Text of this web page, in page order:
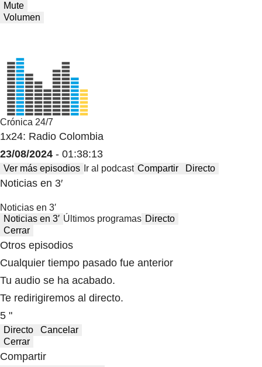
Mute
Volumen
Crónica 24/7
1x24: Radio Colombia
23/08/2024 - 01:38:13
Ver más episodios Ir al podcast Compartir Directo
Noticias en 3′
Noticias en 3′
Noticias en 3′ Últimos programas Directo
Cerrar
Otros episodios
Cualquier tiempo pasado fue anterior
Tu audio se ha acabado.
Te redirigiremos al directo.
5 "
Directo
Cancelar
Cerrar
Compartir